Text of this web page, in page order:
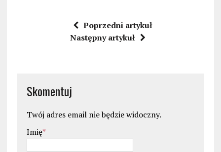
Poprzedni artykuł
Następny artykuł
Skomentuj
Twój adres email nie będzie widoczny.
Imię*